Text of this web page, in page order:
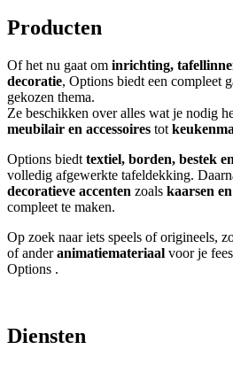
Producten
Of het nu gaat om inrichting,
decoratie, Options biedt een compleet
gekozen thema.
Ze beschikken over alles wat je nodig
meubilair en accessoires tot
Options biedt textiel, borden, bestek
volledig afgewerkte tafeldekking.
decoratieve accenten zoals kaarsen
compleet te maken.
Op zoek naar iets speels of origineels,
of anderanimatiemateriaal voor je
Options .
Diensten